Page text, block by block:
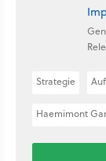
Strategie
Haemimont